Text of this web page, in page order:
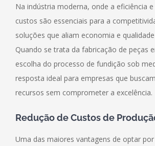
Na indústria moderna, onde a eficiência
custos são essenciais para a
soluções que aliam economia e
Quando se trata da fabricação de peças
escolha do processo de fundição sob
resposta ideal para empresas que
recursos sem comprometer a excelência.
Redução de Custos de
Uma das maiores vantagens de optar